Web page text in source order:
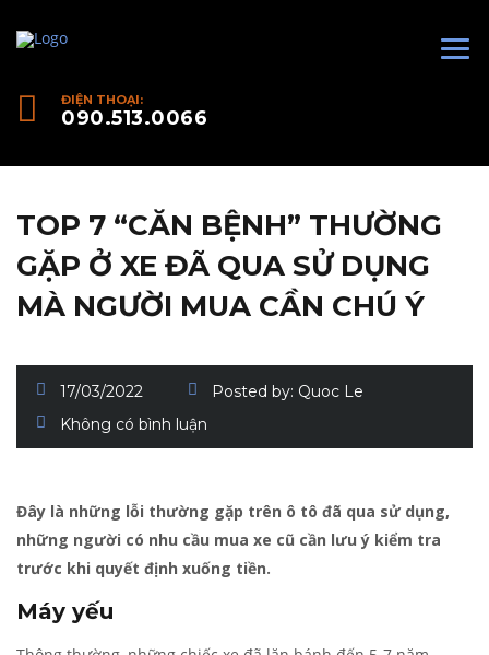
ĐIỆN THOẠI:
090.513.0066
TOP 7 “CĂN BỆNH” THƯỜNG
GẶP Ở XE ĐÃ QUA SỬ DỤNG
MÀ NGƯỜI MUA CẦN CHÚ Ý
17/03/2022 Posted by: Quoc Le
Không có bình luận
Đây là những lỗi thường gặp trên ô tô đã qua sử dụng,
những người có nhu cầu mua xe cũ cần lưu ý kiểm tra
trước khi quyết định xuống tiền.
Máy yếu